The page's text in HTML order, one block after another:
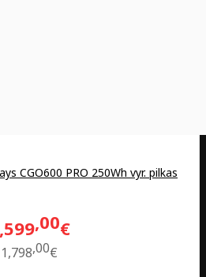
CGO600 PRO 250Wh vyr. pilkas
00€
1,798 00€